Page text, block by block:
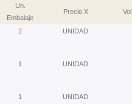
Un.
Embalaje
Precio X
2 UNIDAD
1 UNIDAD
1 UNIDAD